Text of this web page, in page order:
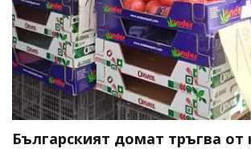
Българският домат тръгва от